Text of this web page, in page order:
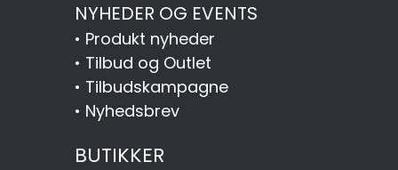
NYHEDER OG EVENTS
• Produkt nyheder
• Tilbud og Outlet
• Tilbudskampagne
• Nyhedsbrev
BUTIKKER